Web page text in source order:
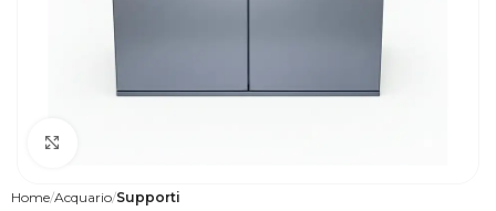
Home Acquario Supporti